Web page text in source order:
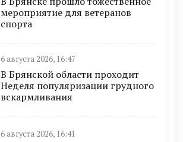
мероприятие для ветеранов
спорта
6 августа 2026, 16:47
В Брянской области проходит
Неделя популяризации грудного
вскармливания
6 августа 2026, 16:41